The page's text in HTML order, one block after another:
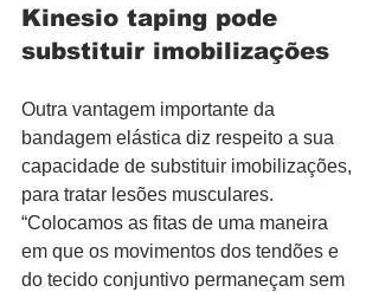
Kinesio taping pode
substituir imobilizações
Outra vantagem importante da
bandagem elástica diz respeito a sua
capacidade de substituir imobilizações,
para tratar lesões musculares.
“Colocamos as fitas de uma maneira
em que os movimentos dos tendões e
do tecido conjuntivo permaneçam sem